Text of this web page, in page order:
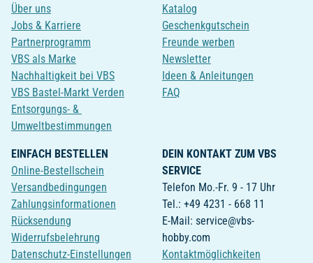
Über uns
Jobs & Karriere
Partnerprogramm
VBS als Marke
Nachhaltigkeit bei VBS
VBS Bastel-Markt Verden
Entsorgungs- &
Umweltbestimmungen
Katalog
Geschenkgutschein
Freunde werben
Newsletter
Ideen & Anleitungen
FAQ
EINFACH BESTELLEN
Online-Bestellschein
Versandbedingungen
Zahlungsinformationen
Rücksendung
Widerrufsbelehrung
Datenschutz-Einstellungen
DEIN KONTAKT ZUM VBS
SERVICE
Telefon Mo.-Fr. 9 - 17 Uhr
Tel.: +49 4231 - 668 11
E-Mail: service@vbs-
hobby.com
Kontaktmöglichkeiten